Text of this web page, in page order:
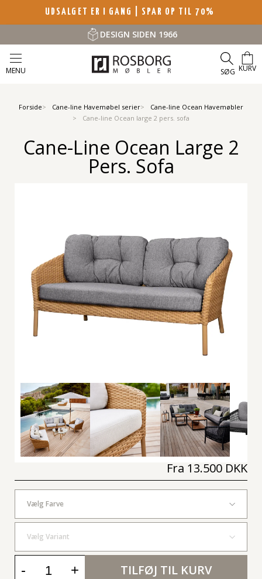
UDSALGET ER I GANG | SPAR OP TIL 70%
DESIGN SIDEN 1966
MENU SØG KURV
Forside Cane-line Havemøbel serier
Cane-line Ocean Havemøbler
Cane-line Ocean large 2 pers. sofa
Cane-Line Ocean Large 2
Pers. Sofa
Fra 13.500 DKK
Vælg Farve
Vælg Variant
- + TILFØJ TIL KURV